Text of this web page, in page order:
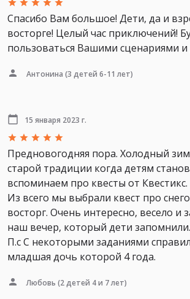
Спасибо Вам большое! Дети, да и
восторге! Целый час приключений!
пользоваться Вашими сценариями
Антонина (3 детей 6-11 лет)
15 января 2023 г.
Предновогодняя пора. Холодный
старой традиции когда детям
вспоминаем про квесты от Квестикс.
Из всего мы выбрали квест про
восторг. Очень интересно, весело и
наш вечер, который дети запомнили.
П.с С некоторыми заданиями
младшая дочь которой 4 года.
Любовь (2 детей 4 и 7 лет)